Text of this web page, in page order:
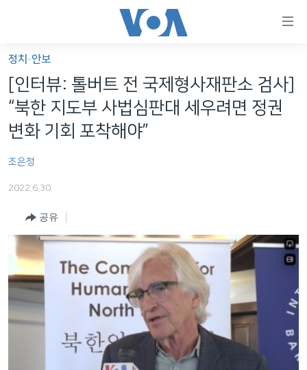
가
능
링
크
인
메
인
네
세계
VOD
FOLLOW US
언어 선택
정치·안보
[인터뷰: 톨버트 전 국제형사재판소 검사]
“북한 지도부 사법심판대 세우려면 정권
변화 기회 포착해야”
조은정
2022.6.30
공유